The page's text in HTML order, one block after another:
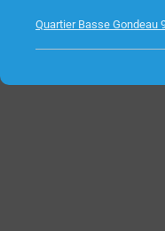
Quartier Basse Gondeau